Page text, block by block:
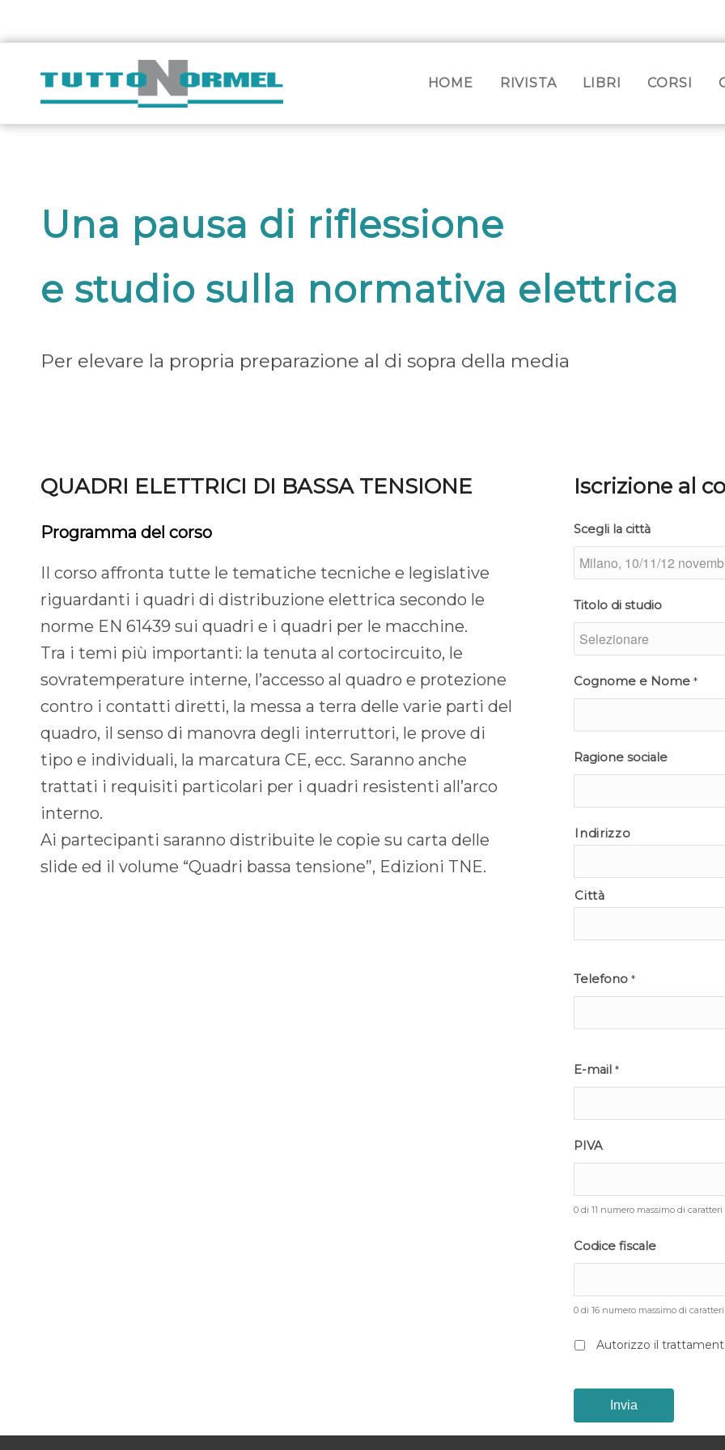
HOME RIVISTA LIBRI CORSI
Una pausa di riflessione
e studio sulla normativa elettrica
Per elevare la propria preparazione al di sopra della media
QUADRI ELETTRICI DI BASSA TENSIONE
Programma del corso
II corso affronta tutte le tematiche tecniche e legislative
riguardanti i quadri di distribuzione elettrica secondo le
norme EN 61439 sui quadri e i quadri per le macchine.
Tra i temi più importanti: la tenuta al cortocircuito, le
sovratemperature interne, l’accesso al quadro e protezione
contro i contatti diretti, la messa a terra delle varie parti del
quadro, il senso di manovra degli interruttori, le prove di
tipo e individuali, la marcatura CE, ecc. Saranno anche
trattati i requisiti particolari per i quadri resistenti all’arco
interno.
Ai partecipanti saranno distribuite le copie su carta delle
slide ed il volume “Quadri bassa tensione”, Edizioni TNE.
Iscrizione al
Scegli la città
Titolo di studio
Cognome e Nome *
Ragione sociale
Indirizzo
Città
Telefono *
E-mail *
PIVA
0 di 11 numero massimo di caratteri
Codice fiscale
0 di 16 numero massimo di caratteri
* Autorizzo il